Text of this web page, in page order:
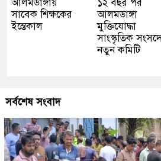
আলমডাঙ্গায়
সাবেক শিক্ষকের
ইন্তেকাল
১২ বছর পর
আলমডাঙ্গা
মুক্তিযোদ্ধা
সাংস্কৃতিক
নতুন কমিটি
সর্বশেষ সংবাদ